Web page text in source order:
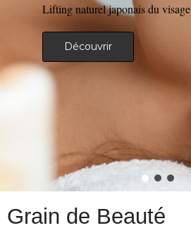
Lifting naturel japonais du visage
Découvrir
Grain de Beauté